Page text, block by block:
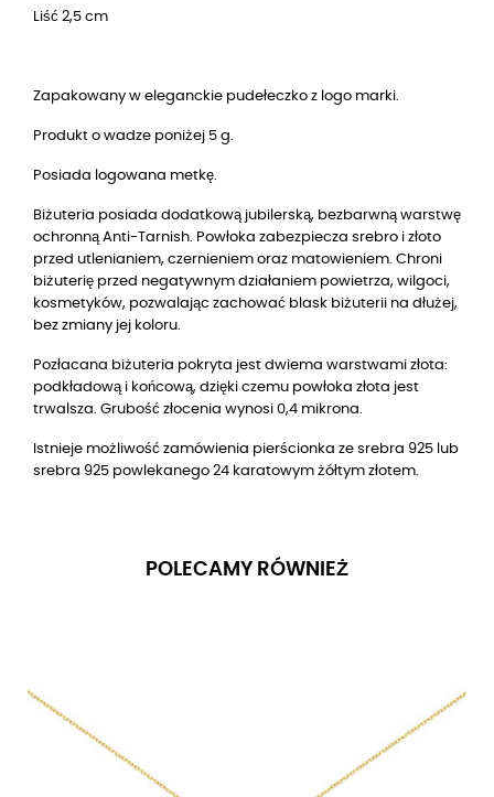
Liść 2,5 cm
Zapakowany w eleganckie pudełeczko z logo marki.
Produkt o wadze poniżej 5 g.
Posiada logowana metkę.
Biżuteria posiada dodatkową jubilerską, bezbarwną warstwę
ochronną Anti-Tarnish. Powłoka zabezpiecza srebro i złoto
przed utlenianiem, czernieniem oraz matowieniem. Chroni
biżuterię przed negatywnym działaniem powietrza, wilgoci,
kosmetyków, pozwalając zachować blask biżuterii na dłużej,
bez zmiany jej koloru.
Pozłacana biżuteria pokryta jest dwiema warstwami złota:
podkładową i końcową, dzięki czemu powłoka złota jest
trwalsza. Grubość złocenia wynosi 0,4 mikrona.
Istnieje możliwość zamówienia pierścionka ze srebra 925 lub
srebra 925 powlekanego 24 karatowym żółtym złotem.
POLECAMY RÓWNIEŻ